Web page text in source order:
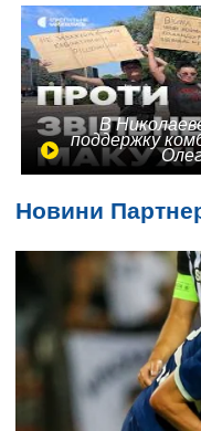
В
поддержку